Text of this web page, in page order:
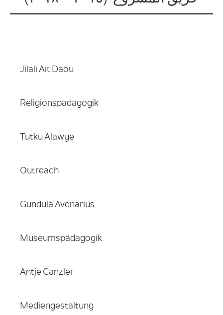
Jilali Ait Daou
Religionspädagogik
Tutku Alawye
Outreach
Gundula Avenarius
Museumspädagogik
Antje Canzler
Mediengestaltung